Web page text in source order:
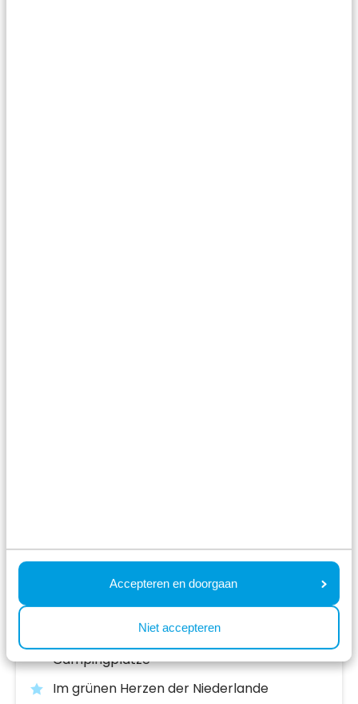
Accepteren en doorgaan
Niet accepteren
7.9 265 Bewertungen
Ferienpark mit Erholungsstrand am Fluss
Lek
Ferienhäuser, kleine Häuser und
Campingplätze
Im grünen Herzen der Niederlande